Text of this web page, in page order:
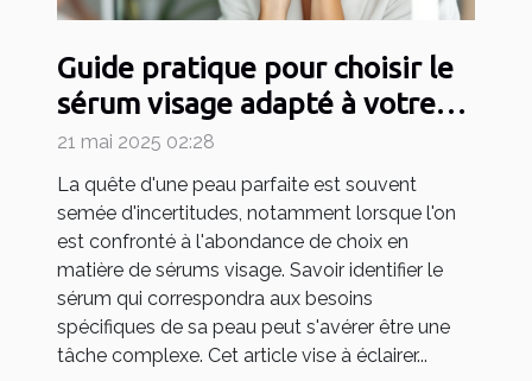
Guide pratique pour choisir le
sérum visage adapté à votre
type de peau
21 mai 2025 02:28
La quête d'une peau parfaite est souvent
semée d'incertitudes, notamment lorsque l'on
est confronté à l'abondance de choix en
matière de sérums visage. Savoir identifier le
sérum qui correspondra aux besoins
spécifiques de sa peau peut s'avérer être une
tâche complexe. Cet article vise à éclairer...